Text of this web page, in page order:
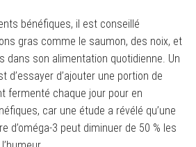
bénéfiques, il est conseillé
gras comme le saumon, des noix, et
dans son alimentation quotidienne. Un
d’essayer d’ajouter une portion de
fermenté chaque jour pour en
car une étude a révélé qu’une
d’oméga-3 peut diminuer de 50 % les